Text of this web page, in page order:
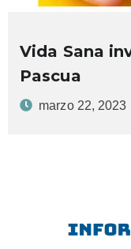
Vida Sana
Pascua
marzo 22, 2023